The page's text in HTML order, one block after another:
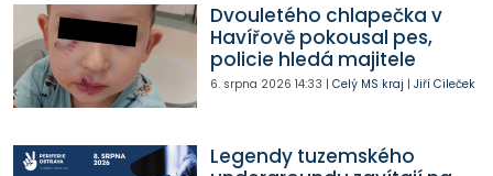
Dvouletého chlapečka v
Havířově pokousal pes,
policie hledá majitele
6. srpna 2026 14:33 | Celý MS kraj | Jiří Cileček
Legendy tuzemského